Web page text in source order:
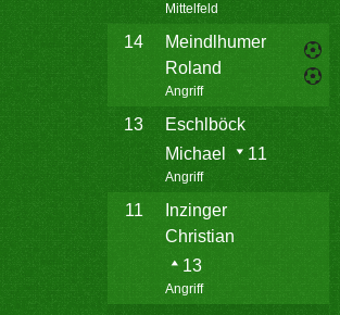
Mittelfeld
14
Meindlhumer
Roland
Angriff
13
Eschlböck
Michael
11
Angriff
11
Inzinger
Christian
13
Angriff